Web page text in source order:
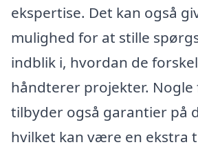
ekspertise. Det kan også
mulighed for at stille
indblik i, hvordan de
håndterer projekter.
tilbyder også garantier på
hvilket kan være en ekstra